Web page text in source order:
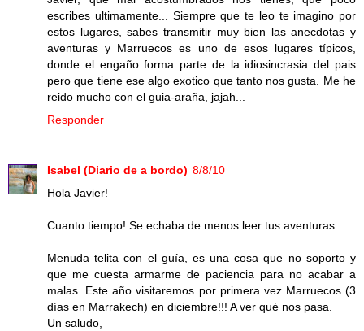
escribes ultimamente... Siempre que te leo te imagino por
estos lugares, sabes transmitir muy bien las anecdotas y
aventuras y Marruecos es uno de esos lugares típicos,
donde el engaño forma parte de la idiosincrasia del pais
pero que tiene ese algo exotico que tanto nos gusta. Me he
reido mucho con el guia-araña, jajah...
Responder
Isabel (Diario de a bordo) 8/8/10
Hola Javier!
Cuanto tiempo! Se echaba de menos leer tus aventuras.
Menuda telita con el guía, es una cosa que no soporto y
que me cuesta armarme de paciencia para no acabar a
malas. Este año visitaremos por primera vez Marruecos (3
días en Marrakech) en diciembre!!! A ver qué nos pasa.
Un saludo,